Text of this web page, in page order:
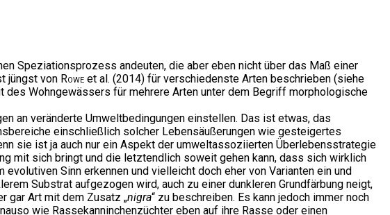
Speziationsprozess andeuten, die aber eben nicht über das Maß einer
jüngst von Rowe et al. (2014) für verschiedenste Arten beschrieben (siehe
Wohngewässers für mehrere Arten unter dem Begriff morphologische
an veränderte Umweltbedingungen einstellen. Das ist etwas, das
einschließlich solcher Lebensäußerungen wie gesteigertes
sie ist ja auch nur ein Aspekt der umweltassoziierten Überlebensstrategie
mit sich bringt und die letztendlich soweit gehen kann, dass sich wirklich
Sinn erkennen und vielleicht doch eher von Varianten ein und
Substrat aufgezogen wird, auch zu einer dunkleren Grundfärbung neigt,
gar Art mit dem Zusatz „nigra“ zu beschreiben. Es kann jedoch immer noch
wie Rassekanninchenzüchter eben auf ihre Rasse oder einen